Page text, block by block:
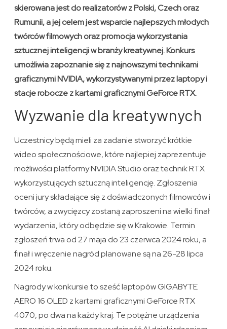
skierowana jest do realizatorów z Polski, Czech oraz
Rumunii, a jej celem jest wsparcie najlepszych młodych
twórców filmowych oraz promocja wykorzystania
sztucznej inteligencji w branży kreatywnej. Konkurs
umożliwia zapoznanie się z najnowszymi technikami
graficznymi NVIDIA, wykorzystywanymi przez laptopy i
stacje robocze z kartami graficznymi GeForce RTX.
Wyzwanie dla kreatywnych
Uczestnicy będą mieli za zadanie stworzyć krótkie
wideo społecznościowe, które najlepiej zaprezentuje
możliwości platformy NVIDIA Studio oraz technik RTX
wykorzystujących sztuczną inteligencję. Zgłoszenia
oceni jury składające się z doświadczonych filmowców i
twórców, a zwycięzcy zostaną zaproszeni na wielki finał
wydarzenia, który odbędzie się w Krakowie. Termin
zgłoszeń trwa od 27 maja do 23 czerwca 2024 roku, a
finał i wręczenie nagród planowane są na 26-28 lipca
2024 roku.
Nagrody w konkursie to sześć laptopów GIGABYTE
AERO 16 OLED z kartami graficznymi GeForce RTX
4070, po dwa na każdy kraj. Te potężne urządzenia